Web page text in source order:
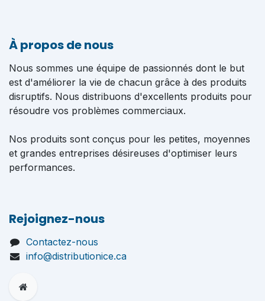
À propos de nous
Nous sommes une équipe de passionnés dont le but
est d'améliorer la vie de chacun grâce à des produits
disruptifs. Nous distribuons d'excellents produits pour
résoudre vos problèmes commerciaux.
Nos produits sont conçus pour les petites, moyennes
et grandes entreprises désireuses d'optimiser leurs
performances.
Rejoignez-nous
Contactez-nous
info@distributionice.ca